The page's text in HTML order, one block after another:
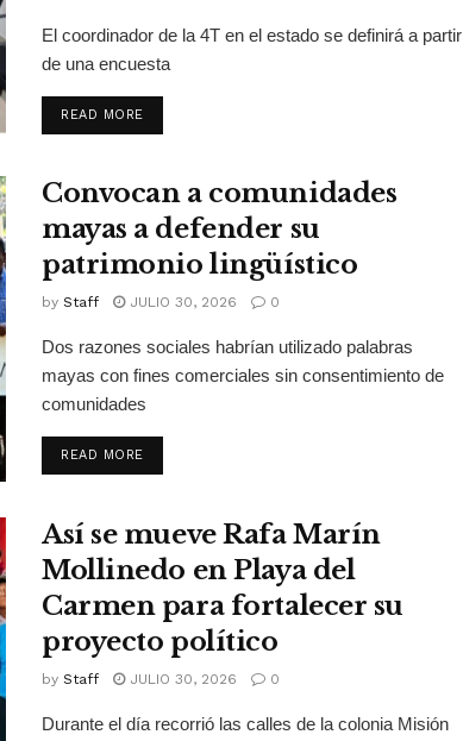
El coordinador de la 4T en el estado se definirá a partir
de una encuesta
READ MOREDETAILS
Convocan a comunidades
mayas a defender su
patrimonio lingüístico
by Staff JULIO 30, 2026 0
Dos razones sociales habrían utilizado palabras
mayas con fines comerciales sin consentimiento de
comunidades
READ MOREDETAILS
Así se mueve Rafa Marín
Mollinedo en Playa del
Carmen para fortalecer su
proyecto político
by Staff JULIO 30, 2026 0
Durante el día recorrió las calles de la colonia Misión